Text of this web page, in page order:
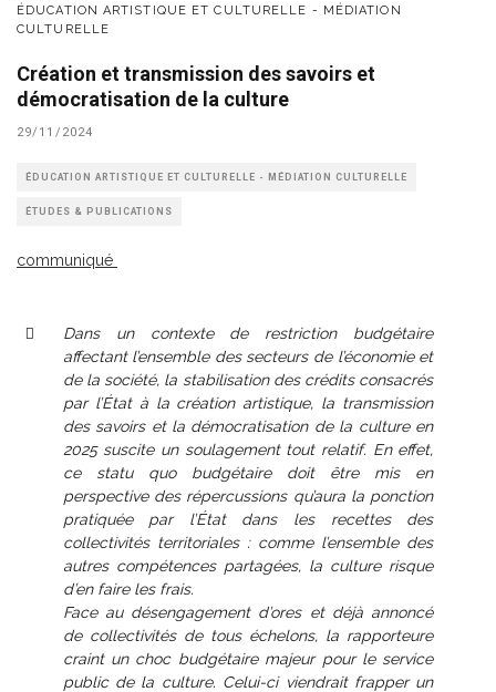
ÉDUCATION ARTISTIQUE ET CULTURELLE - MÉDIATION
CULTURELLE
Création et transmission des savoirs et
démocratisation de la culture
29/11/2024
ÉDUCATION ARTISTIQUE ET CULTURELLE - MÉDIATION CULTURELLE
ÉTUDES & PUBLICATIONS
communiqué
Dans un contexte de restriction budgétaire
affectant l’ensemble des secteurs de l’économie et
de la société, la stabilisation des crédits consacrés
par l’État à la création artistique, la transmission
des savoirs et la démocratisation de la culture en
2025 suscite un soulagement tout relatif. En effet,
ce statu quo budgétaire doit être mis en
perspective des répercussions qu’aura la ponction
pratiquée par l’État dans les recettes des
collectivités territoriales : comme l’ensemble des
autres compétences partagées, la culture risque
d’en faire les frais.
Face au désengagement d’ores et déjà annoncé
de collectivités de tous échelons, la rapporteure
craint un choc budgétaire majeur pour le service
public de la culture. Celui-ci viendrait frapper un